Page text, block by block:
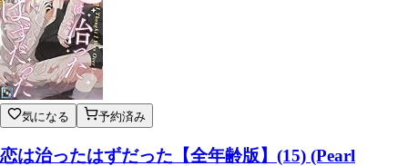
気になる 予約済み
恋は治ったはずだった【全年齢版】(15) (Pearl